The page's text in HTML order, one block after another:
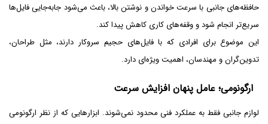
حافظه‌های جانبی با سرعت خواندن و نوشتن بالا، باعث می‌شود جابه‌جایی فایل‌ها
سریع‌تر انجام شود و وقفه‌های کاری کاهش پیدا کند.
این موضوع برای افرادی که با فایل‌های حجیم سروکار دارند، مثل طراحان،
تدوین‌گران و مهندسان، اهمیت ویژه‌ای دارد.
ارگونومی؛ عامل پنهان افزایش سرعت
لوازم جانبی فقط به عملکرد فنی محدود نمی‌شوند. ابزارهایی که از نظر ارگونومی